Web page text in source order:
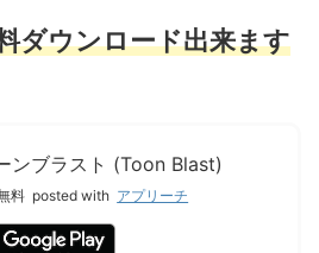
ダウンロード出来ます
ンブラスト (Toon Blast)
料 posted with アプリーチ